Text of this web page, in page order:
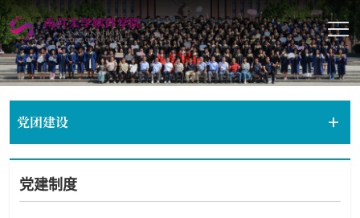
党团建设
党建制度